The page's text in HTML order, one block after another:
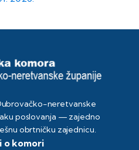
neretvanske
poslovanja — zajedno
obrtničku zajednicu.
o komori